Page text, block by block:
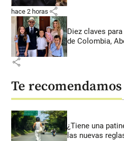
hace 2 horas share
Diez claves
de Colombia,
share
Te recomendamos
¿Tiene una
las nuevas